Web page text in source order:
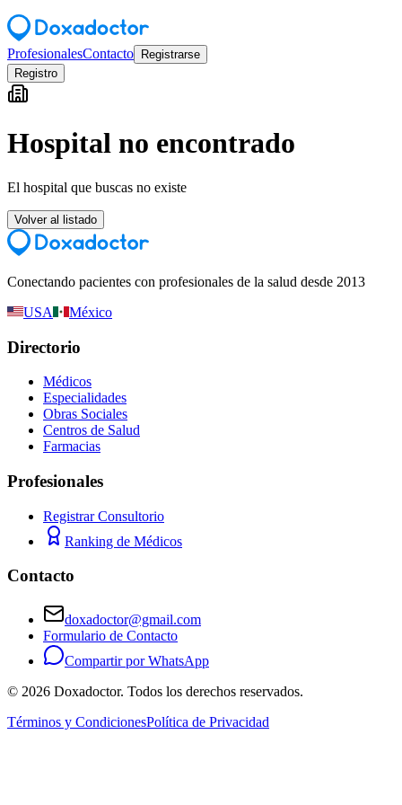
ProfesionalesContacto
Registrarse
Registro
Hospital no encontrado
El hospital que buscas no existe
Volver al listado
Conectando pacientes con profesionales de la salud desde 2013
USA
México
Directorio
Médicos
Especialidades
Obras Sociales
Centros de Salud
Farmacias
Profesionales
Registrar Consultorio
Ranking de Médicos
Contacto
doxadoctor@gmail.com
Formulario de Contacto
Compartir por WhatsApp
© 2026 Doxadoctor. Todos los derechos reservados.
Términos y CondicionesPolítica de Privacidad